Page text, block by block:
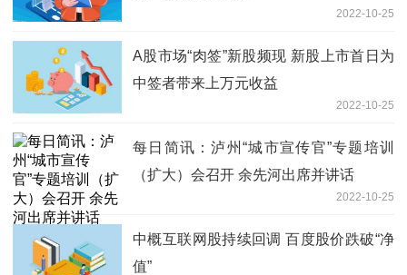
2022-10-25
A股市场“肉签”新股频现 新股上市首日为
中签者带来上万元收益
2022-10-25
每日简讯：泸州“城市宣传官”专题培训
（扩大）会召开 余先河出席并讲话
2022-10-25
中概互联网股持续回调 百度股价跌破“净
值”